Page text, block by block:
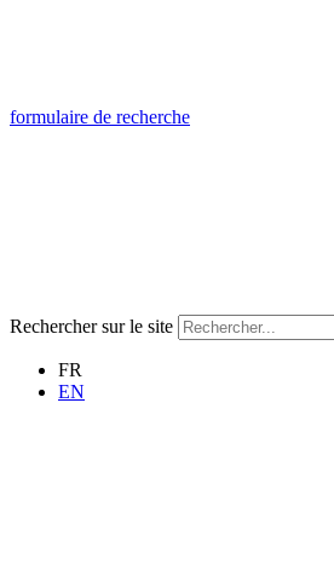
formulaire de recherche
Rechercher sur le site
FR
EN